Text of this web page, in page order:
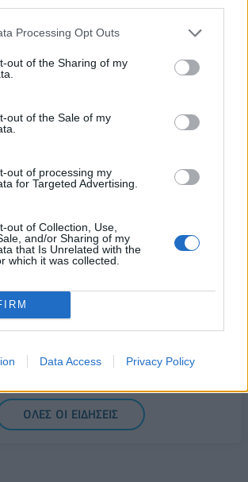
Processing Opt Outs
out of the Sharing of my
out of the Sale of my
out of processing my
for Targeted Advertising.
out of Collection, Use,
and/or Sharing of my
that Is Unrelated with the
which it was collected.
Data Access Privacy Policy
Bank και SEE Capital
ΕΠΙΧΕΙΡΗΣΕΙΣ
Αθηνών: Εβδομαδιαία άνοδος
ΟΙΚΟΝΟΜΙΑ
Η εθνική υποδομή για την
δεδομένων υγείας προς όφελος
Τράπεζα: Με «προίκα» 2 δισ.
για δάνεια έως 5 δισ. σε
ΤΡΑΠΕΖΕΣ
ορίζοντα: Πού βρίσκεται η
τεχνολογική μετάβαση
ΟΛΕΣ ΟΙ ΕΙΔΗΣΕΙΣ